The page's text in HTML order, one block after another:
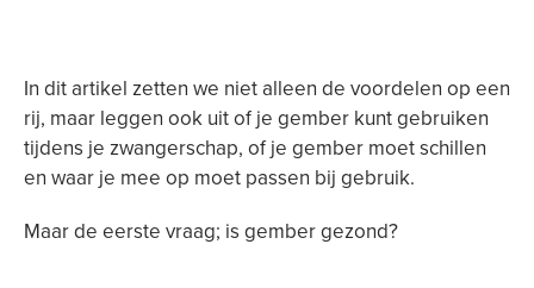
In dit artikel zetten we niet alleen de voordelen op een
rij, maar leggen ook uit of je gember kunt gebruiken
tijdens je zwangerschap, of je gember moet schillen
en waar je mee op moet passen bij gebruik.
Maar de eerste vraag; is gember gezond?